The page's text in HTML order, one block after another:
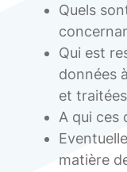
Quels
Qui est
données
et
A qui ces
matière